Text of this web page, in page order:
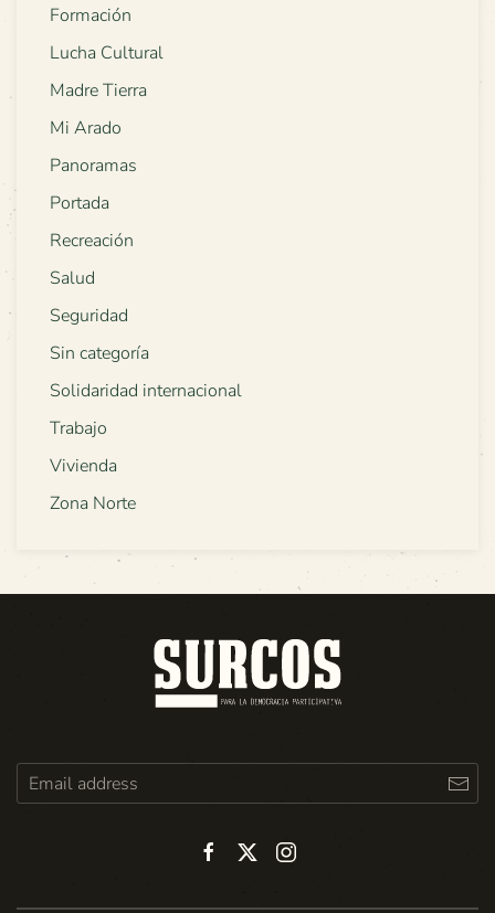
Formación
Lucha Cultural
Madre Tierra
Mi Arado
Panoramas
Portada
Recreación
Salud
Seguridad
Sin categoría
Solidaridad internacional
Trabajo
Vivienda
Zona Norte